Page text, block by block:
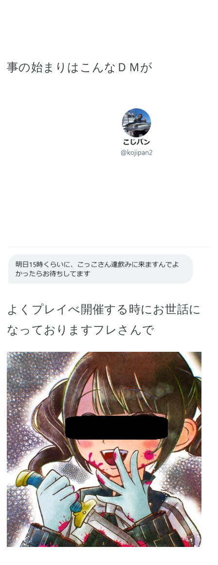
事の始まりはこんなＤＭが
よくプレイべ開催する時にお世話に
なっておりますフレさんで